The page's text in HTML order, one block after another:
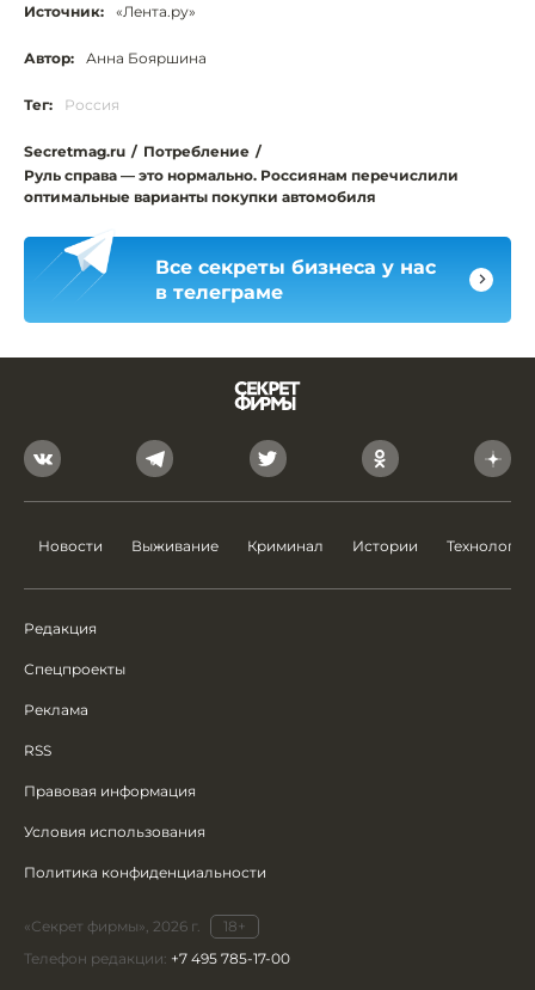
Источник: «Лента.ру»
Автор: Анна Бояршина
Тег: Россия
Secretmag.ru / Потребление /
Руль справа — это нормально. Россиянам перечислили
оптимальные варианты покупки автомобиля
Все секреты бизнеса у нас
в телеграме
Новости Выживание Криминал Истории Технологии
Редакция
Спецпроекты
Реклама
RSS
Правовая информация
Условия использования
Политика конфиденциальности
«Секрет фирмы», 2026 г.
18+
Телефон редакции: +7 495 785-17-00